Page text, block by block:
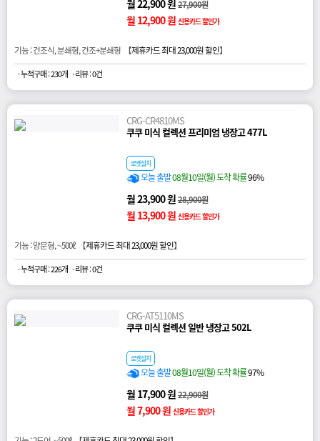
월 22,900 원 27,900원
월 12,900 원 신용카드 할인가
기능 : 건조식, 분쇄형, 건조+분쇄형 【제휴카드 최대 23,000원 할인】
· 누적구매 : 230개 · 리뷰 : 0건
CRG-CR4810MS
쿠쿠 미식 컬렉션 프리미엄 냉장고 477L
로켓설치
오늘 출발08월10일(월) 도착 확률96%
월 23,900 원28,900원
월 13,900 원 신용카드 할인가
기능 : 양문형, ~500ℓ 【제휴카드 최대 23,000원 할인】
· 누적구매 : 226개 · 리뷰 : 0건
CRG-AT5110MS
쿠쿠 미식 컬렉션 일반 냉장고 502L
로켓설치
오늘 출발08월10일(월) 도착 확률97%
월 17,900 원22,900원
월 7,900 원 신용카드 할인가